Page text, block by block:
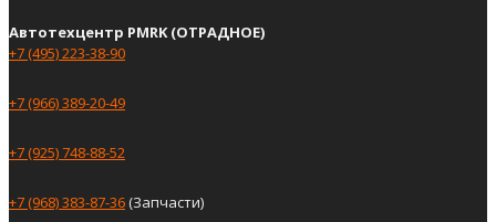
Автотехцентр PMRK (ОТРАДНОЕ)
+7 (495) 223-38-90
+7 (966) 389-20-49
+7 (925) 748-88-52
+7 (968) 383-87-36(Запчасти)